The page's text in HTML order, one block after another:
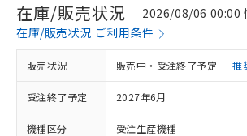
在庫/販売状況
2026/08/06 00:00
在庫/販売状況 ご利用条件
販売状況 販売中・受注終了予定 推
受注終了予定 2027年6月
機種区分 受注生産機種